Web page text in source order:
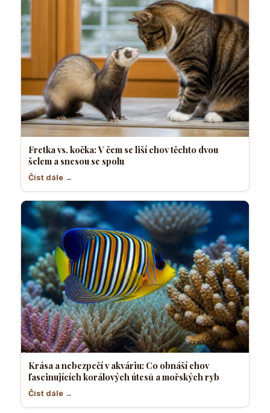
Fretka vs. kočka: V čem se liší chov těchto dvou
šelem a snesou se spolu
Číst dále →
Krása a nebezpečí v akváriu: Co obnáší chov
fascinujících korálových útesů a mořských ryb
Číst dále →